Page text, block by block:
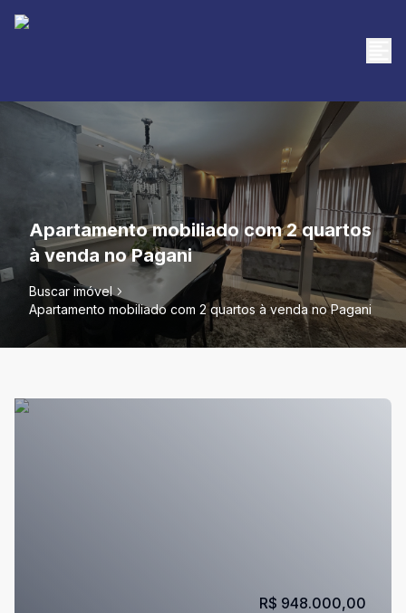
Apartamento mobiliado com 2 quartos
à venda no Pagani
Buscar imóvel
Apartamento mobiliado com 2 quartos à venda no Pagani
R$ 948.000,00